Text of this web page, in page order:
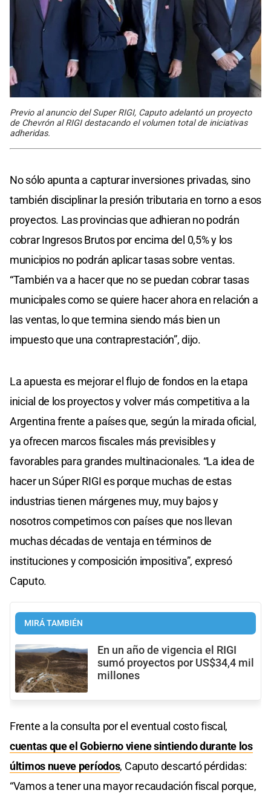
Previo al anuncio del Super RIGI, Caputo adelantó un proyecto
de Chevrón al RIGI destacando el volumen total de iniciativas
adheridas.
No sólo apunta a capturar inversiones privadas, sino
también disciplinar la presión tributaria en torno a esos
proyectos. Las provincias que adhieran no podrán
cobrar Ingresos Brutos por encima del 0,5% y los
municipios no podrán aplicar tasas sobre ventas.
“También va a hacer que no se puedan cobrar tasas
municipales como se quiere hacer ahora en relación a
las ventas, lo que termina siendo más bien un
impuesto que una contraprestación”, dijo.
La apuesta es mejorar el flujo de fondos en la etapa
inicial de los proyectos y volver más competitiva a la
Argentina frente a países que, según la mirada oficial,
ya ofrecen marcos fiscales más previsibles y
favorables para grandes multinacionales. “La idea de
hacer un Súper RIGI es porque muchas de estas
industrias tienen márgenes muy, muy bajos y
nosotros competimos con países que nos llevan
muchas décadas de ventaja en términos de
instituciones y composición impositiva”, expresó
Caputo.
MIRÁ TAMBIÉN
En un año de vigencia el RIGI
sumó proyectos por US$34,4 mil
millones
Frente a la consulta por el eventual costo fiscal,
cuentas que el Gobierno viene sintiendo durante los
últimos nueve períodos, Caputo descartó pérdidas:
“Vamos a tener una mayor recaudación fiscal porque,